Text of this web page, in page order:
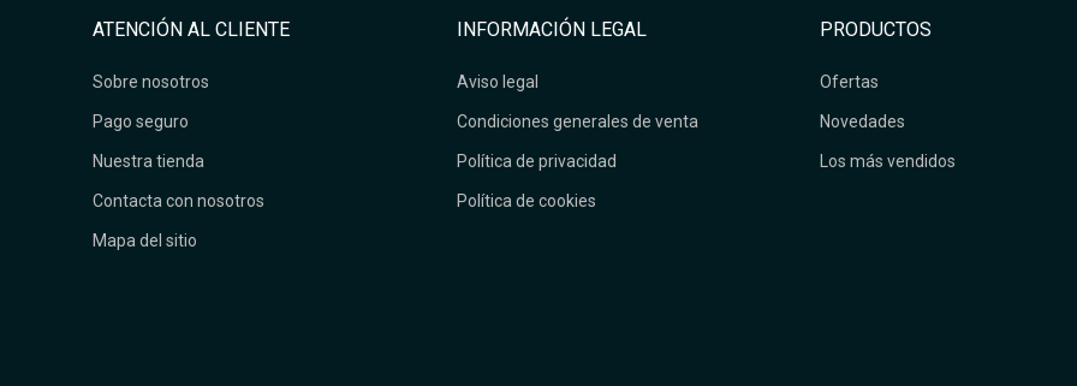
ATENCIÓN AL CLIENTE
Sobre nosotros
Pago seguro
Nuestra tienda
Contacta con nosotros
Mapa del sitio
INFORMACIÓN LEGAL
Aviso legal
Condiciones generales de venta
Política de privacidad
Política de cookies
PRODUCTOS
Ofertas
Novedades
Los más vendidos